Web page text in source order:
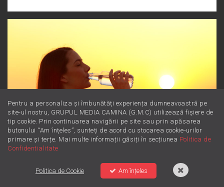
Magneziul: Minerala minune
Pentru a personaliza și îmbunătăți experiența dumneavoastră pe
site-ul nostru, GRUPUL MEDIA CAMINA (G.M.C) utilizează fișiere de
tip cookie. Prin continuarea navigării pe site sau prin apăsarea
butonului “Am înțeles”, sunteți de acord cu stocarea cookie-urilor
primare și terțe. Mai multe informații găsiți în secțiunea Politica de
Confidentialitate
Politica de Cookie Am înțeles